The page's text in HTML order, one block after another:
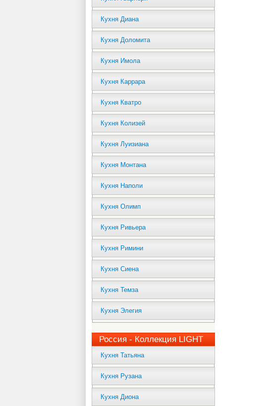
Кухня Диана
Кухня Доломита
Кухня Имола
Кухня Каррара
Кухня Кватро
Кухня Колизей
Кухня Луизиана
Кухня Монтана
Кухня Наполи
Кухня Олимп
Кухня Ривьера
Кухня Римини
Кухня Сиена
Кухня Темза
Кухня Элегия
Россия - Коллекция LIGHT
Кухня Татьяна
Кухня Рузана
Кухня Диона